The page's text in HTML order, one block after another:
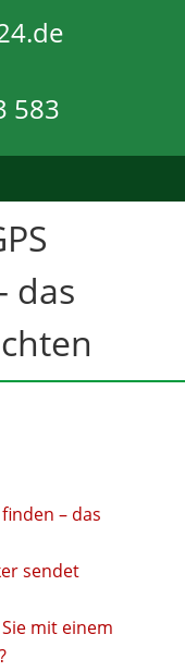
583
das
– das
sendet
mit einem